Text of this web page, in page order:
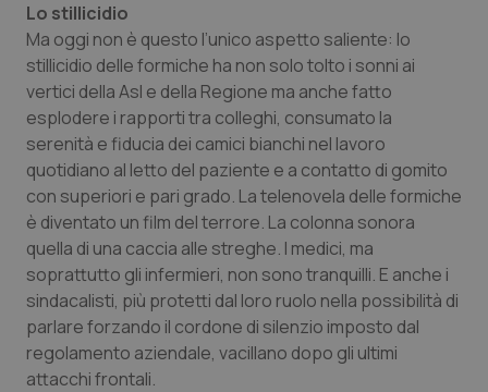
Lo stillicidio
Ma oggi non è questo l’unico aspetto saliente: lo
stillicidio delle formiche ha non solo tolto i sonni ai
vertici della Asl e della Regione ma anche fatto
esplodere i rapporti tra colleghi, consumato la
serenità e fiducia dei camici bianchi nel lavoro
quotidiano al letto del paziente e a contatto di gomito
con superiori e pari grado. La telenovela delle formiche
è diventato un film del terrore. La colonna sonora
quella di una caccia alle streghe. I medici, ma
soprattutto gli infermieri, non sono tranquilli. E anche i
sindacalisti, più protetti dal loro ruolo nella possibilità di
parlare forzando il cordone di silenzio imposto dal
regolamento aziendale, vacillano dopo gli ultimi
attacchi frontali.